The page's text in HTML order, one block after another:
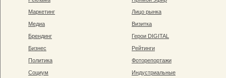
Маркетинг
Медиа
Брендинг
Бизнес
Политика
Социум
Лицо рынка
Визитка
Герои DIGITAL
Рейтинги
Фоторепортажи
Индустриальные